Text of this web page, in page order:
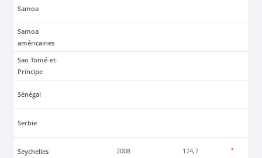
Samoa
Samoa
américaines
Sao Tomé-et-
Principe
Sénégal
Serbie
Seychelles 2008 174,7